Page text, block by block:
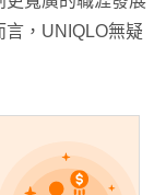
，UNIQLO無疑